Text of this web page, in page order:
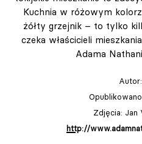
Kuchnia w różowym
żółty grzejnik – to tylko
czeka właścicieli
Adama
Autor:
Zdjęcia: Jan
http://